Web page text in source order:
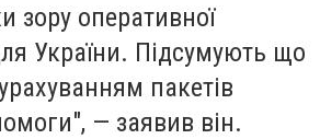
зору оперативної
України. Підсумують що
пакетів
— заявив він.